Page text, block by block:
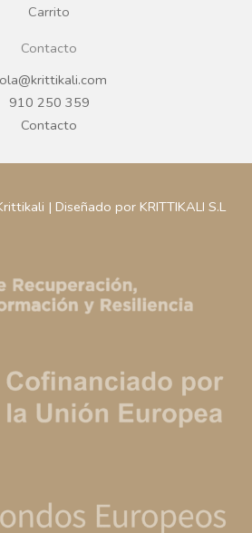
Carrito
Contacto
910 250 359
Contacto
| Diseñado por KRITTIKALI S.L